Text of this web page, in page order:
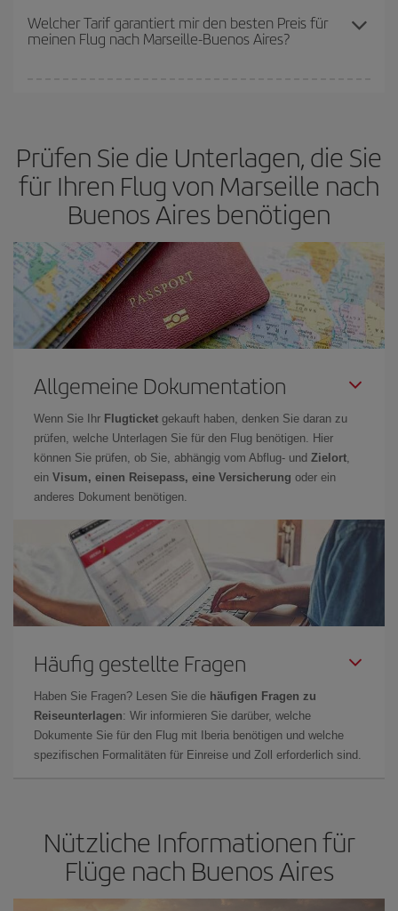
Preise sein. Die Preise richten sich nach der Anzahl der
verfügbaren Plätze auf dem Flug und danach, ob die günstigsten
Welcher Tarif garantiert mir den besten Preis für
meinen Flug nach Marseille-Buenos Aires?
Prüfen Sie die Unterlagen, die Sie
für Ihren Flug von Marseille nach
Buenos Aires benötigen
Allgemeine Dokumentation
Wenn Sie Ihr Flugticket gekauft haben, denken Sie daran zu
prüfen, welche Unterlagen Sie für den Flug benötigen. Hier
können Sie prüfen, ob Sie, abhängig vom Abflug- und Zielort,
ein Visum, einen Reisepass, eine Versicherung oder ein
anderes Dokument benötigen.
Häufig gestellte Fragen
Haben Sie Fragen? Lesen Sie die häufigen Fragen zu
Reiseunterlagen: Wir informieren Sie darüber, welche
Dokumente Sie für den Flug mit Iberia benötigen und welche
spezifischen Formalitäten für Einreise und Zoll erforderlich sind.
Nützliche Informationen für
Flüge nach Buenos Aires